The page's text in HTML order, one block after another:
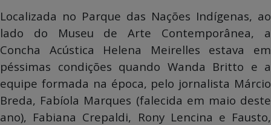
Localizada no Parque das Nações Indígenas, ao
lado do Museu de Arte Contemporânea, a
Concha Acústica Helena Meirelles estava em
péssimas condições quando Wanda Britto e a
equipe formada na época, pelo jornalista Márcio
Breda, Fabíola Marques (falecida em maio deste
ano), Fabiana Crepaldi, Rony Lencina e Fausto,